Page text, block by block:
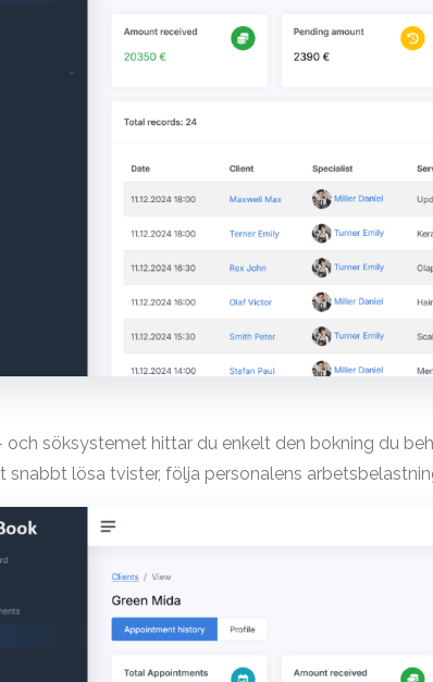
söksystemet hittar du enkelt den bokning du
snabbt lösa tvister, följa personalens